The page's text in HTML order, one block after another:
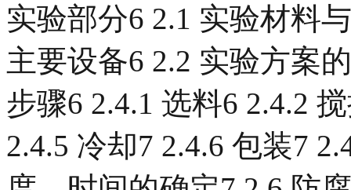
实验部分6 2.1 实验材料
主要设备6 2.2 实验方案
步骤6 2.4.1 选料6 2.4.2
2.4.5 冷却7 2.4.6 包装7